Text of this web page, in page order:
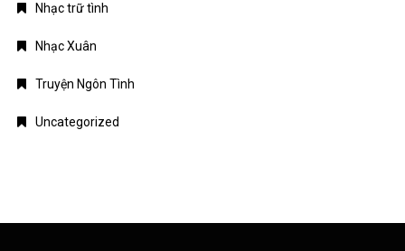
Nhạc trữ tình
Nhạc Xuân
Truyện Ngôn Tình
Uncategorized